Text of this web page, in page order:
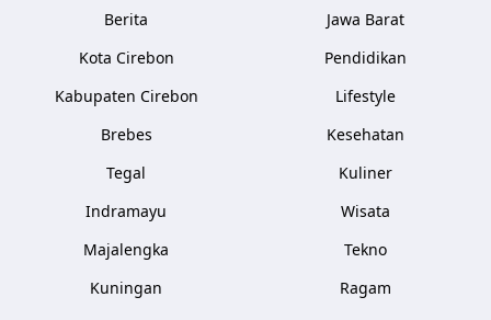
Berita
Kota Cirebon
Kabupaten Cirebon
Brebes
Tegal
Indramayu
Majalengka
Kuningan
Jawa Barat
Pendidikan
Lifestyle
Kesehatan
Kuliner
Wisata
Tekno
Ragam